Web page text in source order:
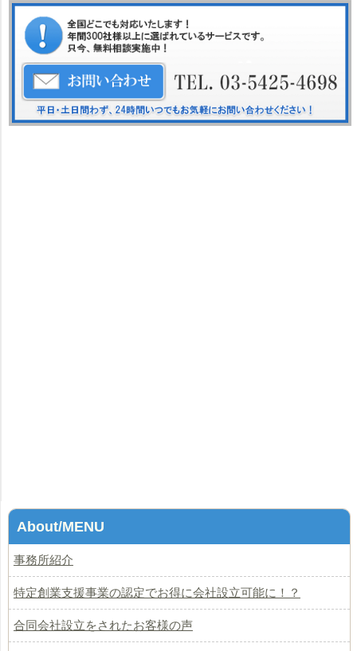
About/MENU
事務所紹介
特定創業支援事業の認定でお得に会社設立可能に！？
合同会社設立をされたお客様の声